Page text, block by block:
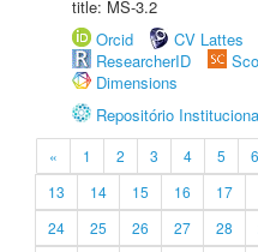
title: MS-3.2
Orcid
CV Lattes
ResearcherID
Dimensions
Repositório
« 1 2 3 4 5 6
13
14 15 16 17
24
25 26 27 28